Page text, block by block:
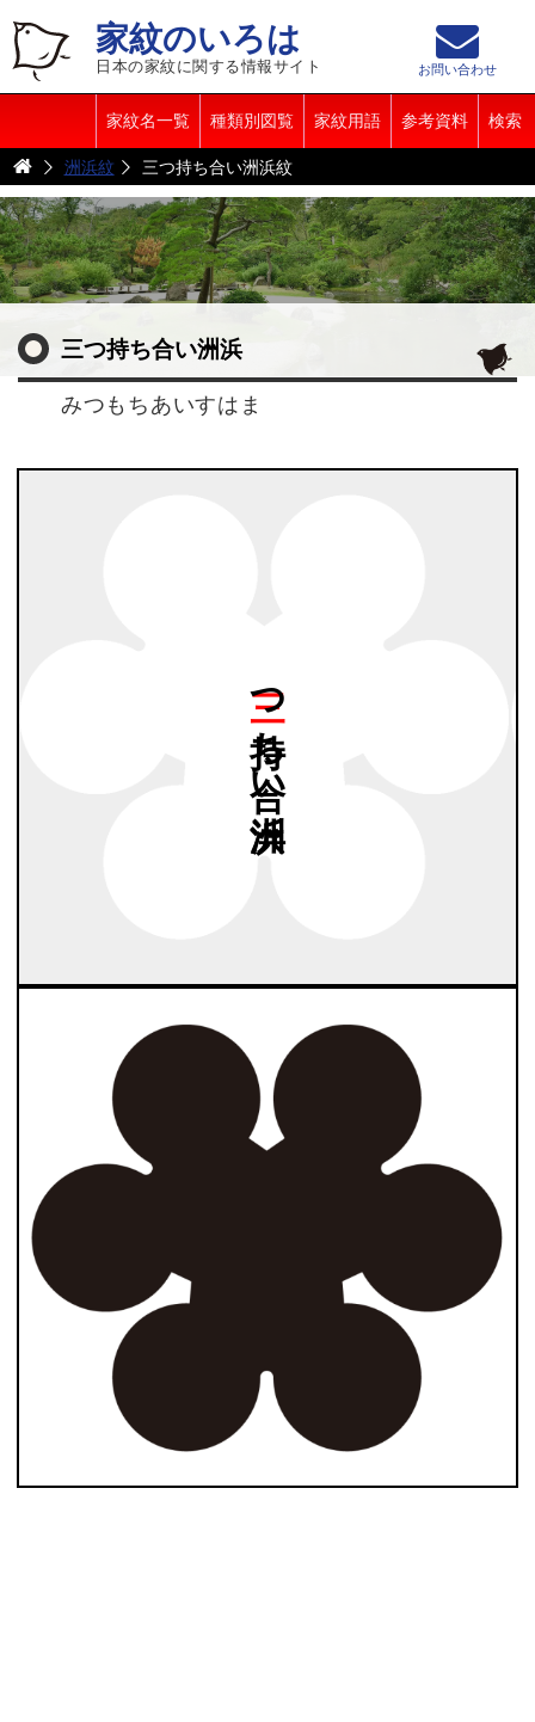
家紋のいろは
日本の家紋に関する情報サイト
家紋名一覧 種類別図覧 家紋用語 参考資料 検索
お問い合わせ
洲浜紋 三つ持ち合い洲浜紋
三つ持ち合い洲浜
みつもちあいすはま
洲浜